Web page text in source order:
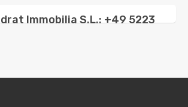
Immobilia S.L.: +49 5223